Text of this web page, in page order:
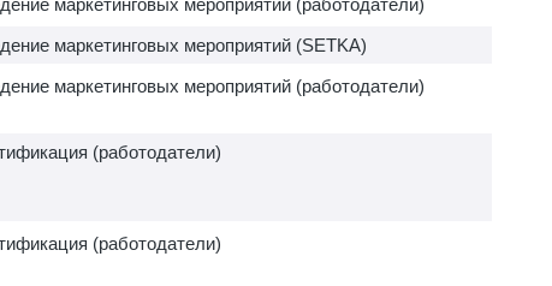
маркетинговых мероприятий (работодатели)
маркетинговых мероприятий (SETKA)
маркетинговых мероприятий (работодатели)
(работодатели)
(работодатели)